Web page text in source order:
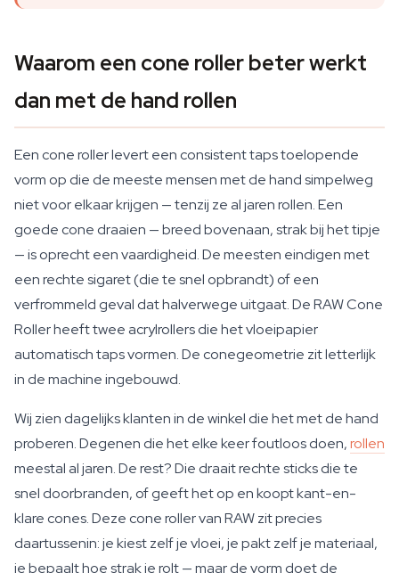
Waarom een cone roller beter werkt
dan met de hand rollen
Een cone roller levert een consistent taps toelopende
vorm op die de meeste mensen met de hand simpelweg
niet voor elkaar krijgen — tenzij ze al jaren rollen. Een
goede cone draaien — breed bovenaan, strak bij het tipje
— is oprecht een vaardigheid. De meesten eindigen met
een rechte sigaret (die te snel opbrandt) of een
verfrommeld geval dat halverwege uitgaat. De RAW Cone
Roller heeft twee acrylrollers die het vloeipapier
automatisch taps vormen. De conegeometrie zit letterlijk
in de machine ingebouwd.
Wij zien dagelijks klanten in de winkel die het met de hand
proberen. Degenen die het elke keer foutloos doen,rollen
meestal al jaren. De rest? Die draait rechte sticks die te
snel doorbranden, of geeft het op en koopt kant-en-
klare cones. Deze cone roller van RAW zit precies
daartussenin: je kiest zelf je vloei, je pakt zelf je materiaal,
je bepaalt hoe strak je rolt — maar de vorm doet de